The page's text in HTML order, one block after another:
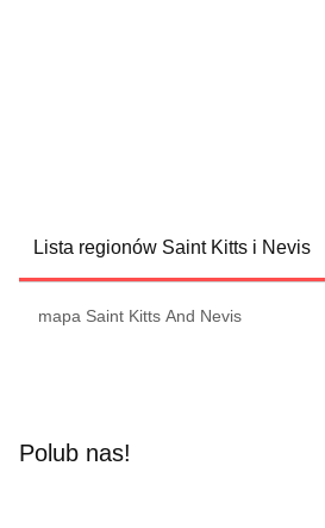
Lista regionów Saint Kitts i Nevis
mapa Saint Kitts And Nevis
Polub nas!